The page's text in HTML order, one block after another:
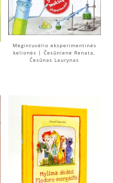
Mėgintuvėlio eksperimentinės
kelionės | Česūnienė Renata,
Česūnas Laurynas